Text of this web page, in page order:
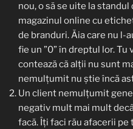
nou, o să se uite la
magazinul online cu
de branduri. Ăia care nu l-
fie un ”0” în dreptul lor. Tu
contează că alții nu sunt
nemulțumit nu știe încă
Un client nemulțumit
negativ mult mai mult
facă. Îți faci rău afacerii pe